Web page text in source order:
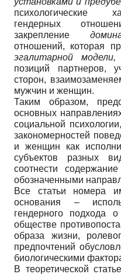
психологические
гендерных
закрепление
отношений, которая
эгалитарной модели,
позиций партнеров,
сторон,
мужчин и женщин.
Таким образом,
основных
социальной
закономерностей
и женщин как
субъектов разных
соотнести
обозначенными
Все статьи номера
основания –
гендерного подхода
обществе
образа жизни,
предпочтений
биологическими
В теоретической